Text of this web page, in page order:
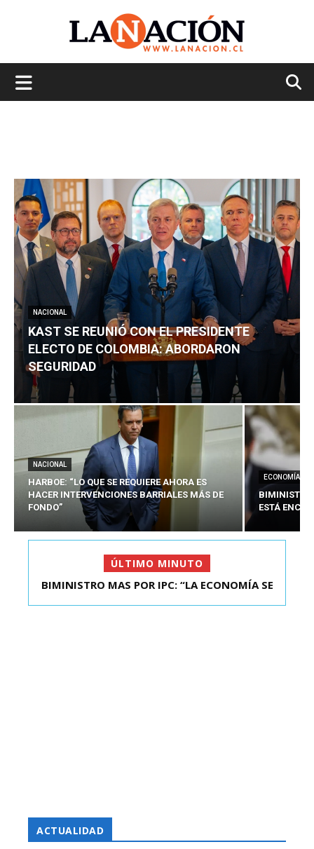
NACIONAL
KAST SE REUNIÓ CON EL PRESIDENTE
ELECTO DE COLOMBIA: ABORDARON
SEGURIDAD
NACIONAL
HARBOE: “LO QUE SE REQUIERE AHORA ES
HACER INTERVENCIONES BARRIALES MÁS DE
FONDO”
ECONOMÍA
BIMINISTRO
ESTÁ
ÚLTIMO MINUTO
KAST SE REUNIÓ CON EL PRESIDENTE ELECTO DE
BIMINISTRO MAS POR IPC: “LA ECONOMÍA SE
ACTUALIDAD